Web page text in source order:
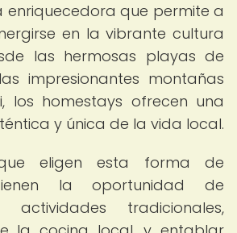
enriquecedora que permite a
en la vibrante cultura
las hermosas playas de
impresionantes montañas
los homestays ofrecen una
y única de la vida local.
eligen esta forma de
la oportunidad de
tradicionales,